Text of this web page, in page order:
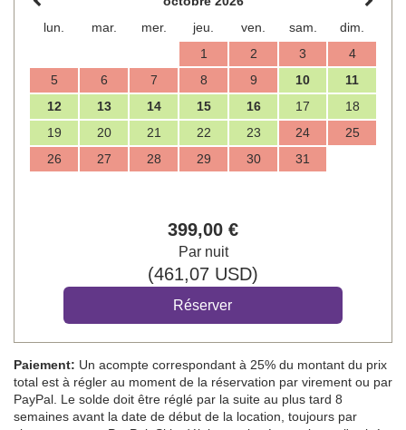
lun.
mar. mer. jeu. ven. sam.
dim.
1
2 3
4
5
6 7 8 9 10
11
12
13 14 15 16 17
18
19
20 21 22 23 24
25
26
27 28 29 30 31
399,00 €
Par nuit
(461,07 USD)
Paiement: Un acompte correspondant à 25% du montant du prix
total est à régler au moment de la réservation par virement ou par
PayPal. Le solde doit être réglé par la suite au plus tard 8
semaines avant la date de début de la location, toujours par